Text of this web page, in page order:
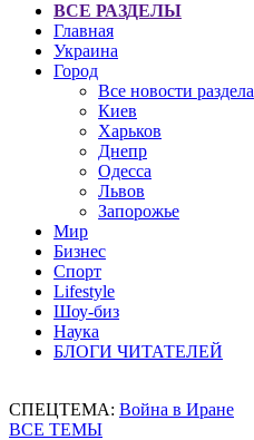
ВСЕ РАЗДЕЛЫ
Главная
Украина
Город
Все новости раздела
Киев
Харьков
Днепр
Одесса
Львов
Запорожье
Мир
Бизнес
Спорт
Lifestyle
Шоу-биз
Наука
БЛОГИ ЧИТАТЕЛЕЙ
СПЕЦТЕМА: Война в Иране
ВСЕ ТЕМЫ